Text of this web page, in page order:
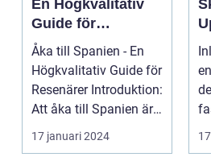
En Högkvalitativ
Guide för
Resenärer
Åka till Spanien - En
Högkvalitativ Guide för
Resenärer Introduktion:
Att åka till Spanien är
en dr...
17 januari 2024